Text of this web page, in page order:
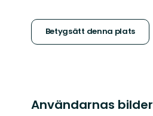
stjärnor
Betygsätt denna plats
Användarnas bilder